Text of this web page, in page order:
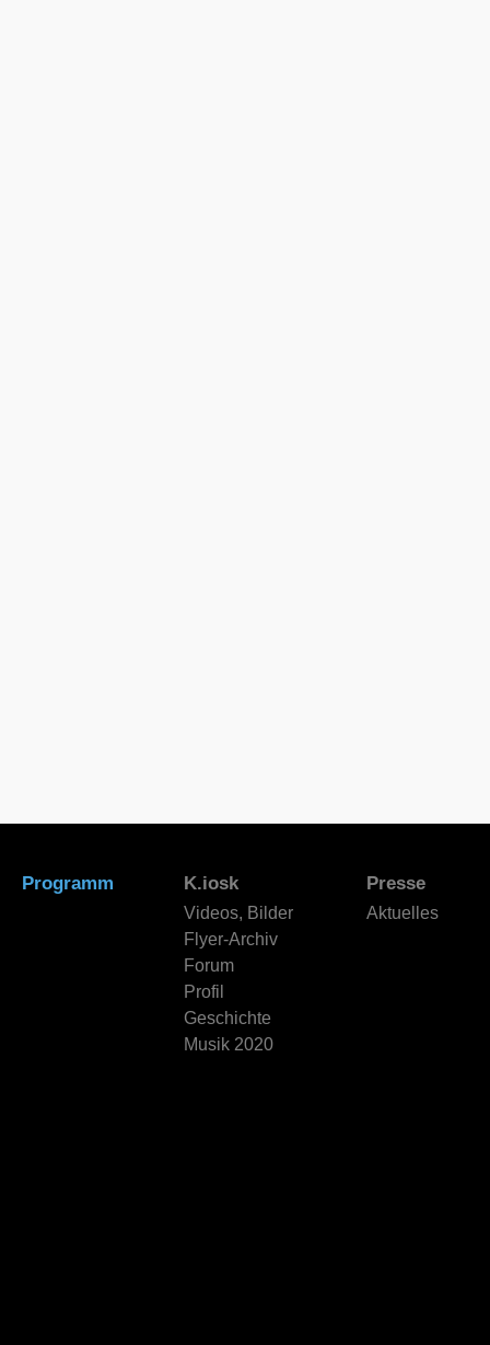
Programm K.iosk
Videos, Bilder
Flyer-Archiv
Forum
Profil
Geschichte
Musik 2020
Presse
Aktuelles